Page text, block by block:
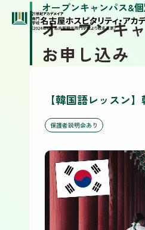
オープンキャンパス&
オープンキ
お申し込み
【韓国語レッスン
保護者説明会あり